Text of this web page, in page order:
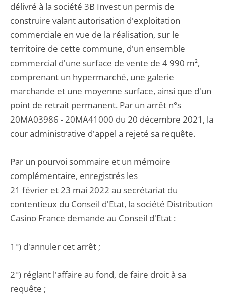
délivré à la société 3B Invest un permis de
construire valant autorisation d'exploitation
commerciale en vue de la réalisation, sur le
territoire de cette commune, d'un ensemble
commercial d'une surface de vente de 4 990 m²,
comprenant un hypermarché, une galerie
marchande et une moyenne surface, ainsi que d'un
point de retrait permanent. Par un arrêt n°s
20MA03986 - 20MA41000 du 20 décembre 2021, la
cour administrative d'appel a rejeté sa requête.
Par un pourvoi sommaire et un mémoire
complémentaire, enregistrés les
21 février et 23 mai 2022 au secrétariat du
contentieux du Conseil d'Etat, la société Distribution
Casino France demande au Conseil d'Etat :
1°) d'annuler cet arrêt ;
2°) réglant l'affaire au fond, de faire droit à sa
requête ;